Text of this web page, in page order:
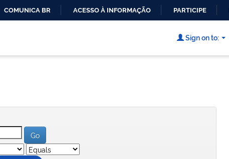
CONTEÚDO
COMUNICA BR ACESSO À INFORMAÇÃO PARTICIPE
Sign on to: